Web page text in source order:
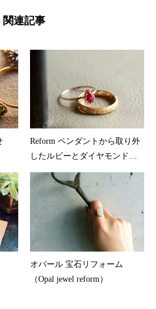
関連記事
Reform ペンダントから取り外
したルビーとダイヤモンドで
指輪を…
オパール 宝石リフォーム
（Opal jewel reform）